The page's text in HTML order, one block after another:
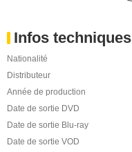
Infos techniques
Nationalité
Distributeur
Année de production
Date de sortie DVD
Date de sortie Blu-ray
Date de sortie VOD